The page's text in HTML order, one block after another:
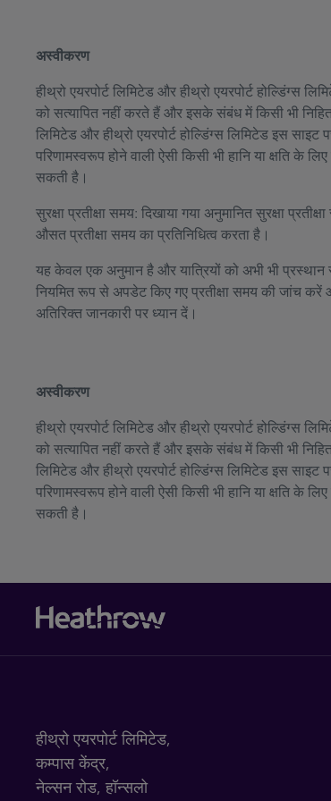
अस्वीकरण
हीथ्रो एयरपोर्ट लिमिटेड और हीथ्रो एयरपोर्ट होल्डिंग्स
को सत्यापित नहीं करते हैं और इसके संबंध में किसी भी निहित
लिमिटेड और हीथ्रो एयरपोर्ट होल्डिंग्स लिमिटेड इस
परिणामस्वरूप होने वाली ऐसी किसी भी हानि या क्षति के
सकती है।
सुरक्षा प्रतीक्षा समय: दिखाया गया अनुमानित सुरक्षा
औसत प्रतीक्षा समय का प्रतिनिधित्व करता है।
यह केवल एक अनुमान है और यात्रियों को अभी भी प्रस्थान
नियमित रूप से अपडेट किए गए प्रतीक्षा समय की जांच करें
अतिरिक्त जानकारी पर ध्यान दें।
अस्वीकरण
हीथ्रो एयरपोर्ट लिमिटेड और हीथ्रो एयरपोर्ट होल्डिंग्स
को सत्यापित नहीं करते हैं और इसके संबंध में किसी भी निहित
लिमिटेड और हीथ्रो एयरपोर्ट होल्डिंग्स लिमिटेड इस
परिणामस्वरूप होने वाली ऐसी किसी भी हानि या क्षति के
सकती है।
हीथ्रो एयरपोर्ट लिमिटेड,
कम्पास केंद्र,
नेल्सन रोड, हॉन्सलो